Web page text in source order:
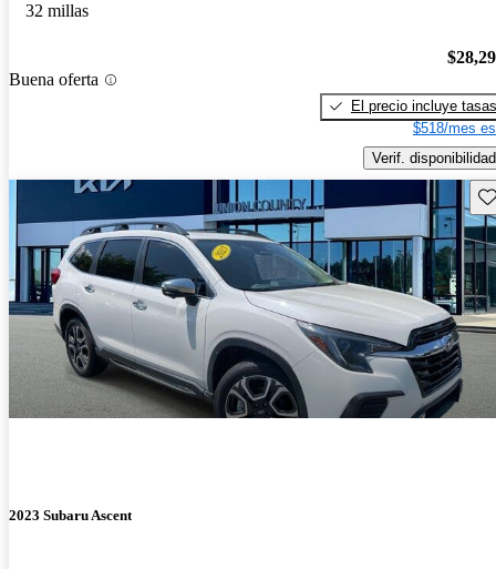
32 millas
Buena oferta
El precio incluye tasas
$518/mes
Verif. disponibilidad
2023 Subaru Ascent